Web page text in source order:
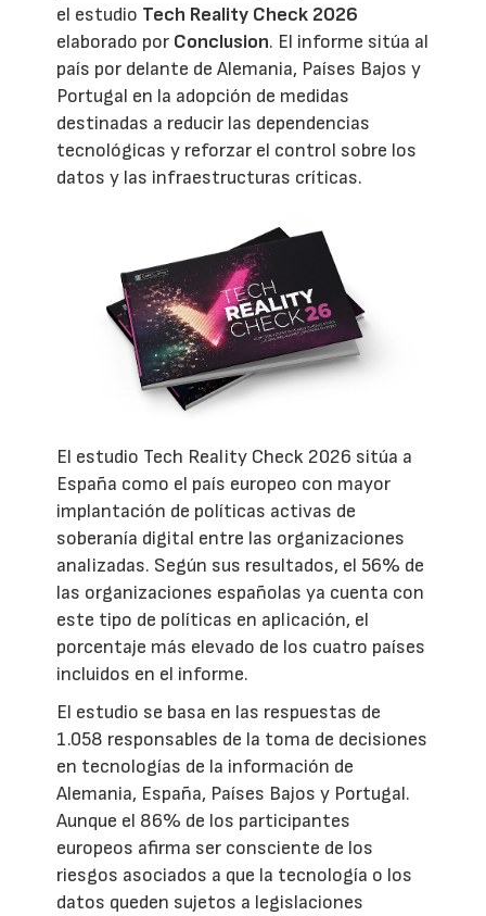
el estudio Tech Reality Check 2026
elaborado por Conclusion. El informe sitúa al
país por delante de Alemania, Países Bajos y
Portugal en la adopción de medidas
destinadas a reducir las dependencias
tecnológicas y reforzar el control sobre los
datos y las infraestructuras críticas.
El estudio Tech Reality Check 2026 sitúa a
España como el país europeo con mayor
implantación de políticas activas de
soberanía digital entre las organizaciones
analizadas. Según sus resultados, el 56% de
las organizaciones españolas ya cuenta con
este tipo de políticas en aplicación, el
porcentaje más elevado de los cuatro países
incluidos en el informe.
El estudio se basa en las respuestas de
1.058 responsables de la toma de decisiones
en tecnologías de la información de
Alemania, España, Países Bajos y Portugal.
Aunque el 86% de los participantes
europeos afirma ser consciente de los
riesgos asociados a que la tecnología o los
datos queden sujetos a legislaciones